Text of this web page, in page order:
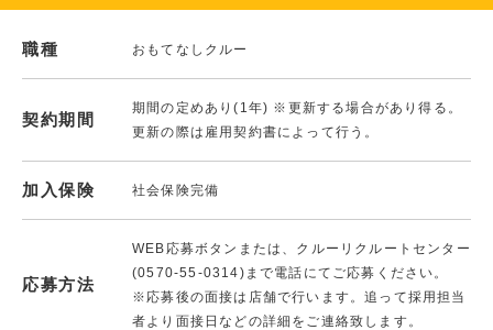
職種 おもてなしクルー
契約期間
期間の定めあり(1年) ※更新する場合があり得る。
更新の際は雇用契約書によって行う。
加入保険 社会保険完備
応募方法
WEB応募ボタンまたは、クルーリクルートセンター
(0570-55-0314)まで電話にてご応募ください。
※応募後の面接は店舗で行います。追って採用担当
者より面接日などの詳細をご連絡致します。